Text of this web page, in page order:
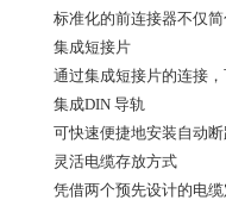
标准化的前连接器不仅
集成短接片
通过集成短接片的连接
集成DIN 导轨
可快速便捷地安装自动
灵活电缆存放方式
凭借两个预先设计的电